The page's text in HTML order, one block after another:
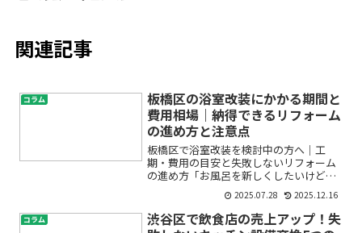
関連記事
コラム
板橋区の浴室改装にかかる期間と
費用相場｜納得できるリフォーム
の進め方と注意点
板橋区で浴室改装を検討中の方へ｜工
期・費用の目安と失敗しないリフォーム
の進め方「お風呂を新しくしたいけど、
どのくらい期間がかかるの？」「費用は
どれくらいかかるの？」「板橋区で信頼
できるリフォーム会社をどう選べばい
い？」浴室リフォームを考え始...
2025.07.28 2025.12.16
コラム
渋谷区で飲食店の売上アップ！失